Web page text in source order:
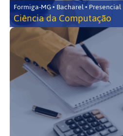
Formiga-MG • Bacharel • Presencial
Ciência da Computação